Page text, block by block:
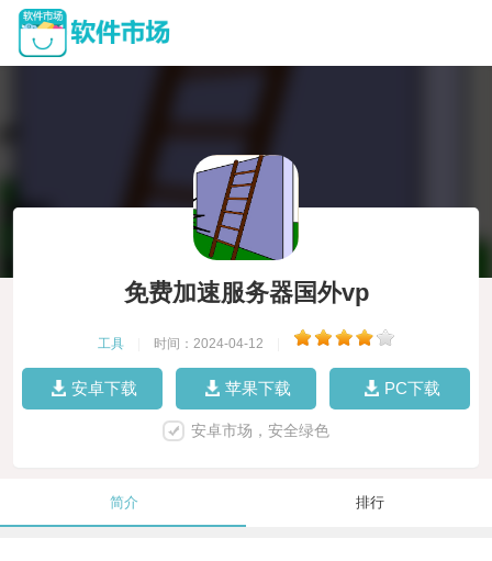
免费加速服务器国外vp
工具 时间：2024-04-12
安卓下载 苹果下载 PC下载
安卓市场，安全绿色
简介 排行